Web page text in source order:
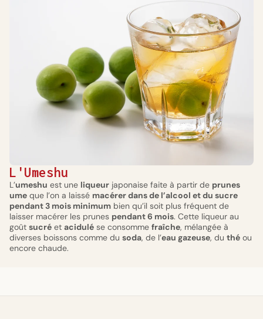
L'Umeshu
L’umeshu est une liqueur japonaise faite à partir de prunes
ume que l’on a laissé macérer dans de l’alcool et du sucre
pendant 3 mois minimum bien qu’il soit plus fréquent de
laisser macérer les prunes pendant 6 mois. Cette liqueur au
goût sucré et acidulé se consomme fraîche, mélangée à
diverses boissons comme du soda, de l’eau gazeuse, du thé ou
encore chaude.